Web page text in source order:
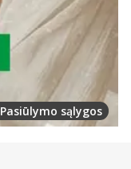
Pasiūlymo sąlygos